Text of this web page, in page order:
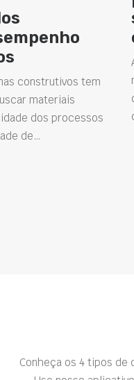
construtivos tem
materiais
dos processos
de…
Conheça os 4 tipos